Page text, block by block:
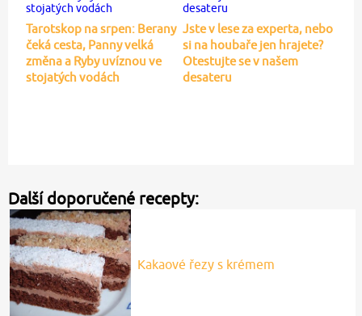
Tarotskop na srpen: Berany
čeká cesta, Panny velká
změna a Ryby uvíznou ve
stojatých vodách
Jste v lese za experta, nebo
si na houbaře jen hrajete?
Otestujte se v našem
desateru
Další doporučené recepty:
Kakaové řezy s krémem